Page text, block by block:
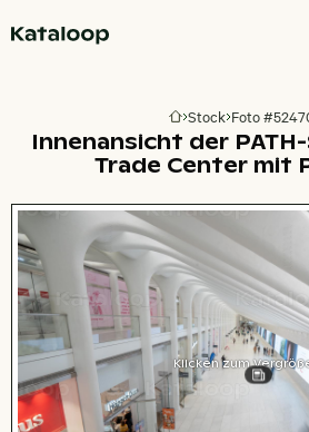
Zur Homepage
Stock Foto
Innenansicht der
Trade Center mit
Klicken zum